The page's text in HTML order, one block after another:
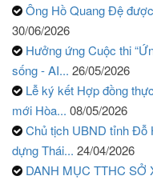
Ông Hồ Quang Đệ
30/06/2026
Hưởng ứng Cuộc thi
sống - AI... 26/05/2026
Lễ ký kết Hợp đồng
mới Hòa... 08/05/2026
Chủ tịch UBND tỉnh Đỗ
dựng Thái... 24/04/2026
DANH MỤC TTHC SỞ